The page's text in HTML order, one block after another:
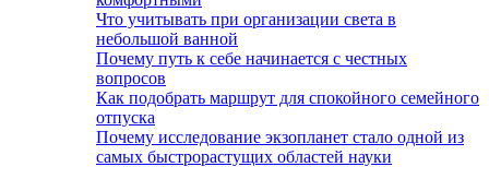
Что учитывать при организации света в
небольшой ванной
Почему путь к себе начинается с честных
вопросов
Как подобрать маршрут для спокойного семейного
отпуска
Почему исследование экзопланет стало одной из
самых быстрорастущих областей науки